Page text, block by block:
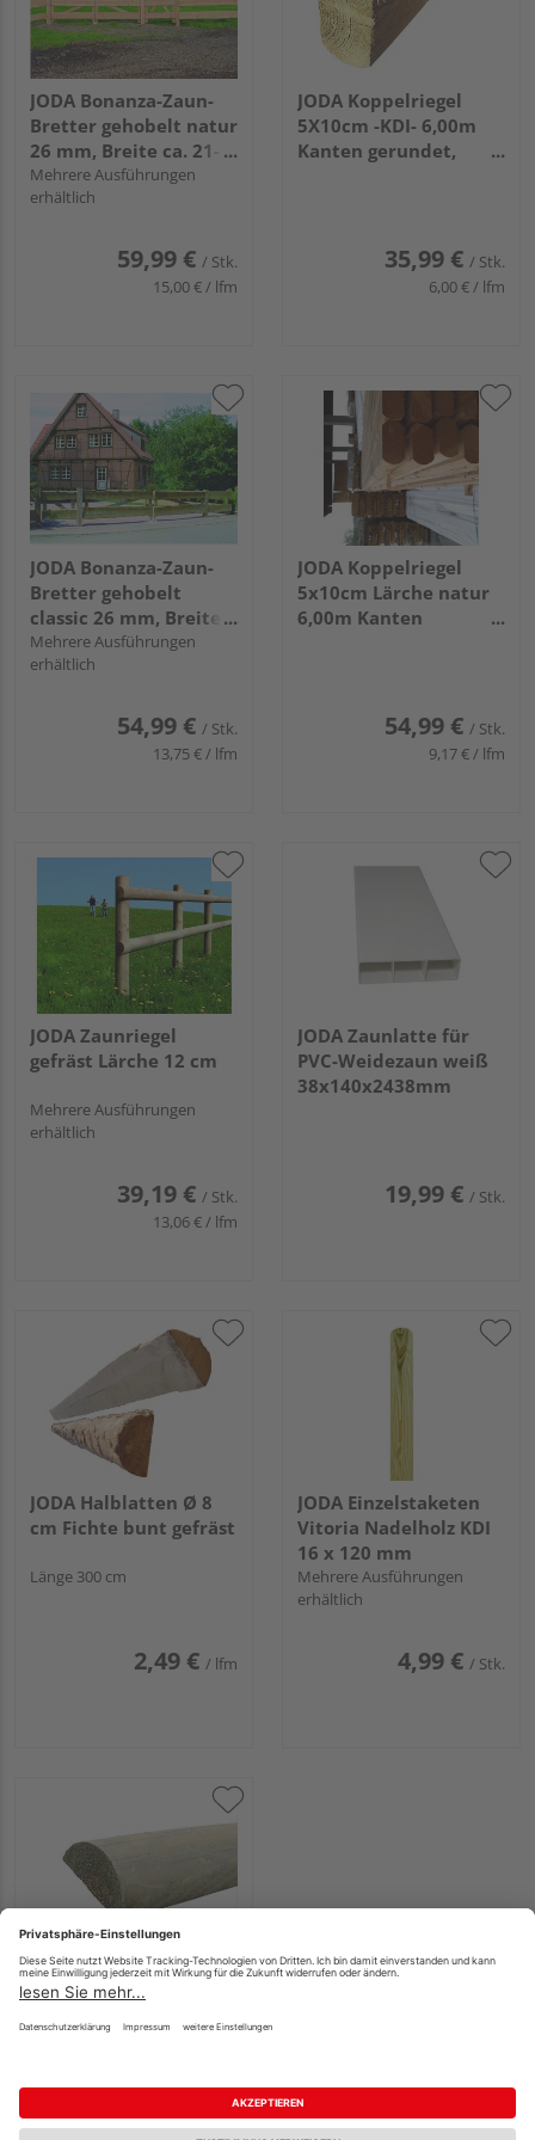
JODA Bonanza-Zaun-
Bretter gehobelt natur
26 mm, Breite ca. 21-
26 cm
Mehrere Ausführungen
erhältlich
59,99 € / Stk.
15,00 € / lfm
JODA Koppelriegel
5X10cm -KDI- 6,00m
Kanten gerundet,
35,99 € / Stk.
6,00 € / lfm
JODA Bonanza-Zaun-
Bretter gehobelt
classic 26 mm, Breite
ca. 21-26 cm
Mehrere Ausführungen
erhältlich
54,99 € / Stk.
13,75 € / lfm
JODA Koppelriegel
5x10cm Lärche natur
6,00m Kanten
54,99 € / Stk.
9,17 € / lfm
JODA Zaunriegel
gefräst Lärche 12 cm
Mehrere Ausführungen
erhältlich
39,19 € / Stk.
13,06 € / lfm
JODA Zaunlatte für
PVC-Weidezaun weiß
38x140x2438mm
19,99 € / Stk.
JODA Halblatten Ø 8
cm Fichte bunt gefräst
Länge 300 cm
2,49 € / lfm
JODA Einzelstaketen
Vitoria Nadelholz KDI
16 x 120 mm
Mehrere Ausführungen
erhältlich
4,99 € / Stk.
JODA Zaunriegel
gefräst KDI Kiefer 12
cm
16,29 € / Stk.